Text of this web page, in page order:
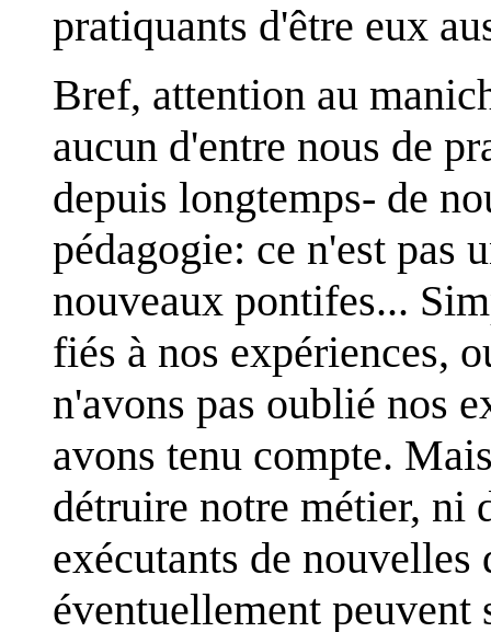
pratiquants d'être eux
Bref, attention au
aucun d'entre nous de
depuis longtemps- de
pédagogie: ce n'est pas
nouveaux pontifes...
fiés à nos expériences,
n'avons pas oublié nos
avons tenu compte.
détruire notre métier, ni
exécutants de
éventuellement peuvent